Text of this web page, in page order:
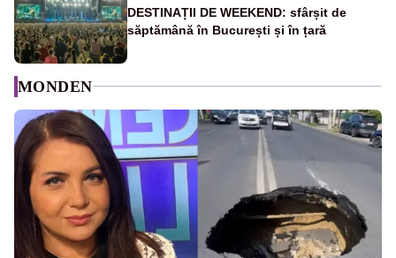
DESTINAȚII DE WEEKEND: sfârșit de
săptămână în București și în țară
MONDEN